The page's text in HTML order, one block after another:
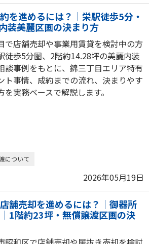
を進めるには？｜栄駅徒歩5分・
装美麗区画の決まり方
で店舗売却や事業用賃貸を検討中の方
徒歩5分圏、2階約14.28坪の美麗内装
談事例をもとに、錦三丁目エリア特有
ト事情、成約までの流れ、決まりやす
を実務ベースで解説します。
について
2026年05月19日
舗売却を進めるには？｜御器所
1階約23坪・無償譲渡区画の決